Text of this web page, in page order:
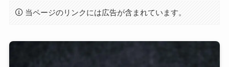
当ページのリンクには広告が含まれています。